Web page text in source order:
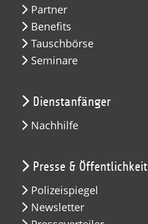
Partner
Benefits
Tauschbörse
Seminare
Dienstanfänger
Nachhilfe
Presse & Öffentlichkeit
Polizeispiegel
Newsletter